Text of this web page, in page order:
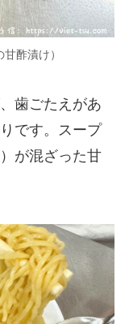
酢漬け）
歯ごたえがあ
です。スープ
が混ざった甘